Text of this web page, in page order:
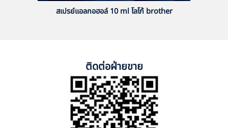
สเปรย์แอลกอฮอล์ 10 ml โลโก้ brother
ติดต่อฝ่ายขาย